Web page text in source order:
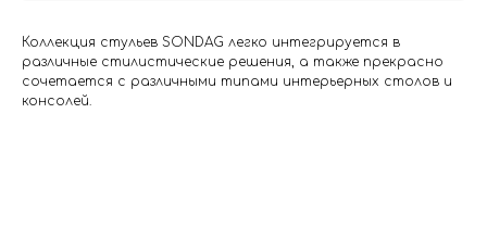
Коллекция стульев SONDAG легко интегрируется в
различные стилистические решения, а также прекрасно
сочетается с различными типами интерьерных столов и
консолей.